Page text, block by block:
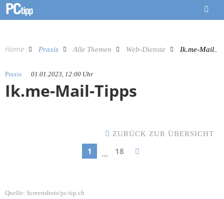
Home Praxis Alle Themen Web-Dienste Ik.me-Mail-Tipps
Praxis 01.01.2023, 12:00 Uhr
Ik.me-Mail-Tipps
ZURÜCK ZUR ÜBERSICHT
1 … 18
Quelle: Screenshots/pc-tip.ch